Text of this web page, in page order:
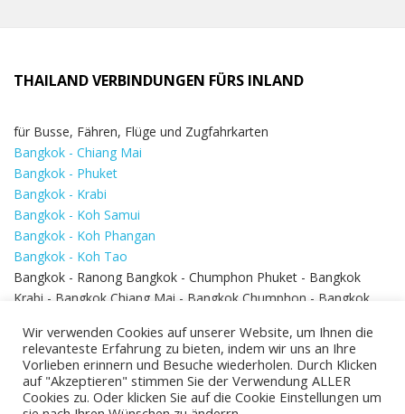
THAILAND VERBINDUNGEN FÜRS INLAND
für Busse, Fähren, Flüge und Zugfahrkarten
Bangkok - Chiang Mai
Bangkok - Phuket
Bangkok - Krabi
Bangkok - Koh Samui
Bangkok - Koh Phangan
Bangkok - Koh Tao
Bangkok - Ranong Bangkok - Chumphon Phuket - Bangkok
Krabi - Bangkok Chiang Mai - Bangkok Chumphon - Bangkok
Bangkok - Hua Hin
Wir verwenden Cookies auf unserer Website, um Ihnen die
relevanteste Erfahrung zu bieten, indem wir uns an Ihre
Vorlieben erinnern und Besuche wiederholen. Durch Klicken
auf "Akzeptieren" stimmen Sie der Verwendung ALLER
Cookies zu. Oder klicken Sie auf die Cookie Einstellungen um